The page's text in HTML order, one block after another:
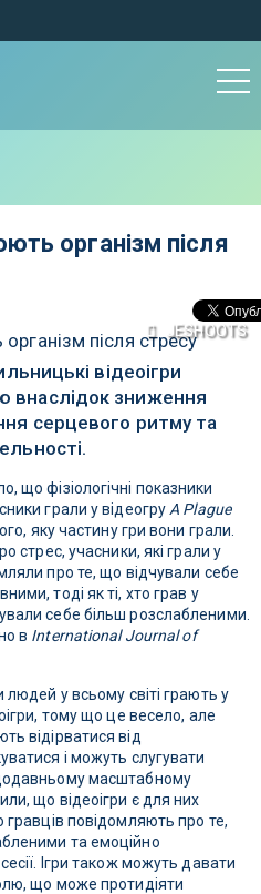
організм після
JESHOOTS
відеоігри
внаслідок зниження
серцевого ритму та
що фізіологічні показники
грали у відеогру A Plague
яку частину гри вони грали.
стрес, учасники, які грали у
про те, що відчували себе
тоді як ті, хто грав у
себе більш розслабленими.
в International Journal of
у ​​всьому світі грають у
тому що це весело, але
відірватися від
і можуть слугувати
масштабному
що відеоігри є для них
гравців повідомляють про те,
та емоційно
Ігри також можуть давати
що може протидіяти